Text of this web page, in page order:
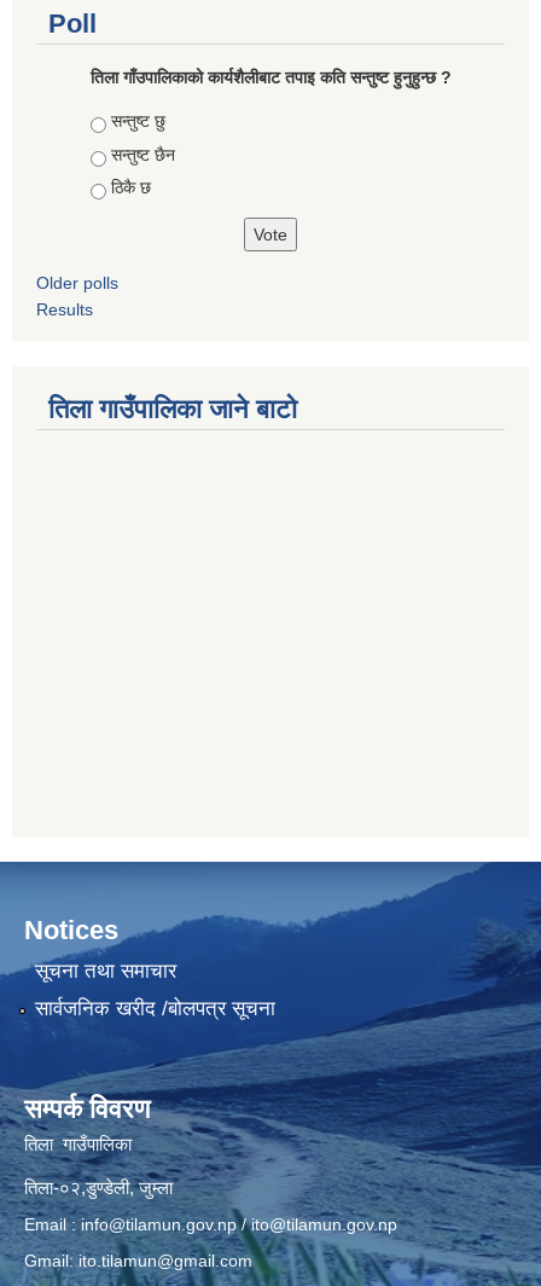
Poll
तिला गाँउपालिकाको कार्यशैलीबाट तपाइ कति सन्तुष्ट हुनुहुन्छ ?
Choices
सन्तुष्ट छु
सन्तुष्ट छैन
ठिकै छ
Older polls
Results
तिला गाउँपालिका जाने बाटो
Notices
सूचना तथा समाचार
सार्वजनिक खरीद /बोलपत्र सूचना
सम्पर्क विवरण
तिला गाउँपालिका
तिला-०२,डुण्डेली, जुम्ला
Email : info@tilamun.gov.np/ito@tilamun.gov.np
Gmail: ito.tilamun@gmail.com